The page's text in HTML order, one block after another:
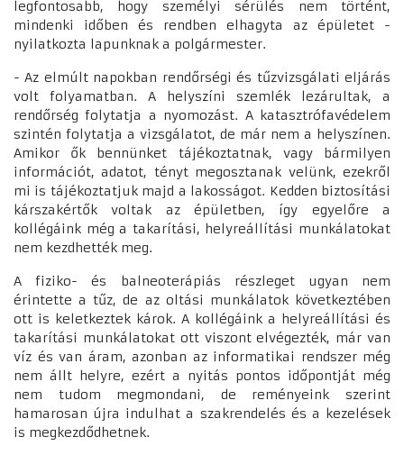
legfontosabb, hogy személyi sérülés nem történt,
mindenki időben és rendben elhagyta az épületet -
nyilatkozta lapunknak a polgármester.
- Az elmúlt napokban rendőrségi és tűzvizsgálati eljárás
volt folyamatban. A helyszíni szemlék lezárultak, a
rendőrség folytatja a nyomozást. A katasztrófavédelem
szintén folytatja a vizsgálatot, de már nem a helyszínen.
Amikor ők bennünket tájékoztatnak, vagy bármilyen
információt, adatot, tényt megosztanak velünk, ezekről
mi is tájékoztatjuk majd a lakosságot. Kedden biztosítási
kárszakértők voltak az épületben, így egyelőre a
kollégáink még a takarítási, helyreállítási munkálatokat
nem kezdhették meg.
A fiziko- és balneoterápiás részleget ugyan nem
érintette a tűz, de az oltási munkálatok következtében
ott is keletkeztek károk. A kollégáink a helyreállítási és
takarítási munkálatokat ott viszont elvégezték, már van
víz és van áram, azonban az informatikai rendszer még
nem állt helyre, ezért a nyitás pontos időpontját még
nem tudom megmondani, de reményeink szerint
hamarosan újra indulhat a szakrendelés és a kezelések
is megkezdődhetnek.